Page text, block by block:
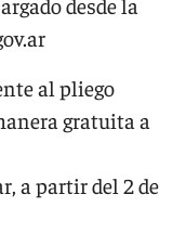
al pliego
gratuita a
, a partir del 2 de